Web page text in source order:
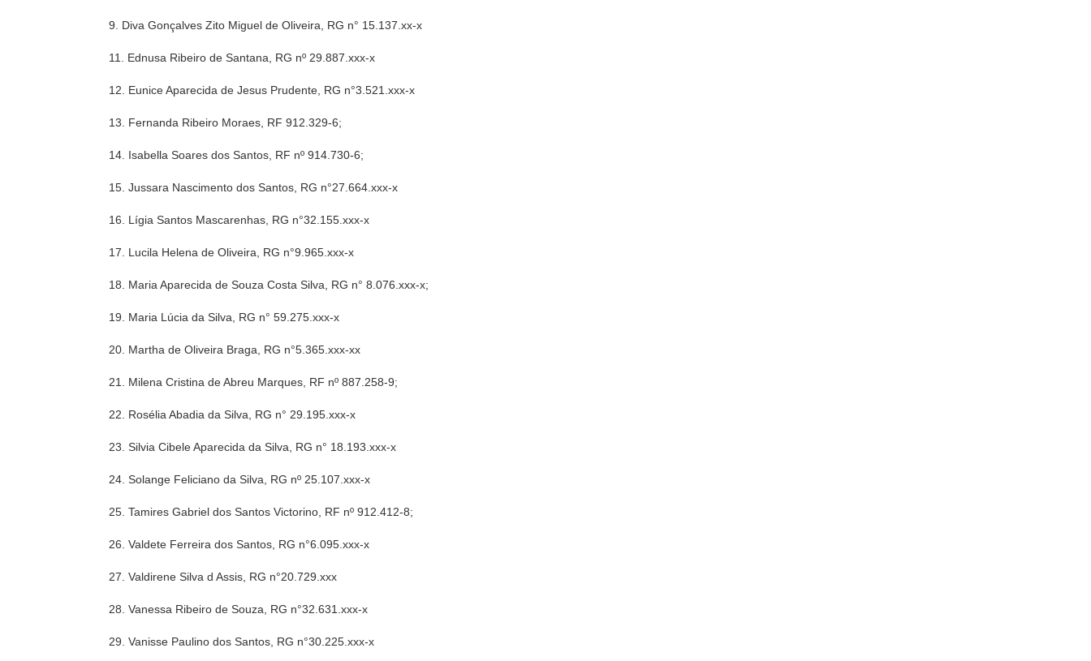
9. Diva Gonçalves Zito Miguel de Oliveira, RG n° 15.137.xx-x
11. Ednusa Ribeiro de Santana, RG nº 29.887.xxx-x
12. Eunice Aparecida de Jesus Prudente, RG n°3.521.xxx-x
13. Fernanda Ribeiro Moraes, RF 912.329-6;
14. Isabella Soares dos Santos, RF nº 914.730-6;
15. Jussara Nascimento dos Santos, RG n°27.664.xxx-x
16. Lígia Santos Mascarenhas, RG n°32.155.xxx-x
17. Lucila Helena de Oliveira, RG n°9.965.xxx-x
18. Maria Aparecida de Souza Costa Silva, RG n° 8.076.xxx-x;
19. Maria Lúcia da Silva, RG n° 59.275.xxx-x
20. Martha de Oliveira Braga, RG n°5.365.xxx-xx
21. Milena Cristina de Abreu Marques, RF nº 887.258-9;
22. Rosélia Abadia da Silva, RG n° 29.195.xxx-x
23. Silvia Cibele Aparecida da Silva, RG n° 18.193.xxx-x
24. Solange Feliciano da Silva, RG nº 25.107.xxx-x
25. Tamires Gabriel dos Santos Victorino, RF nº 912.412-8;
26. Valdete Ferreira dos Santos, RG n°6.095.xxx-x
27. Valdirene Silva d Assis, RG n°20.729.xxx
28. Vanessa Ribeiro de Souza, RG n°32.631.xxx-x
29. Vanisse Paulino dos Santos, RG n°30.225.xxx-x